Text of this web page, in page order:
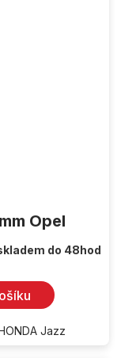
Opel
do 48hod
Jazz